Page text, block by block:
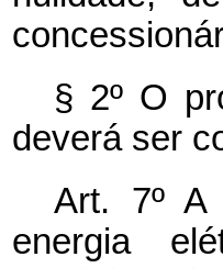
§ 2º O
deverá ser
Art. 7º A
energia